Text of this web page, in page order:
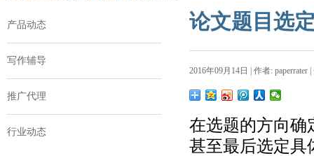
产品动态
写作辅导
推广代理
行业动态
论文题目选
2016年09月14日 | 作者: paperrater
在选题的方向确
甚至最后选定具